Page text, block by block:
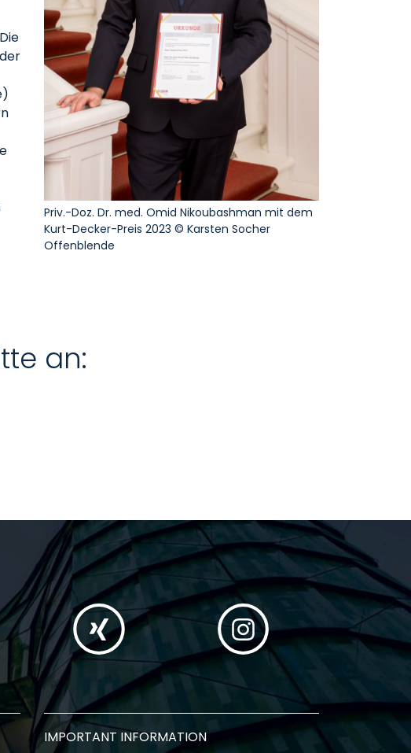
Priv.-Doz. Dr. med. Omid Nikoubashman mit dem
Kurt-Decker-Preis 2023 © Karsten Socher
Offenblende
an:
IMPORTANT INFORMATION